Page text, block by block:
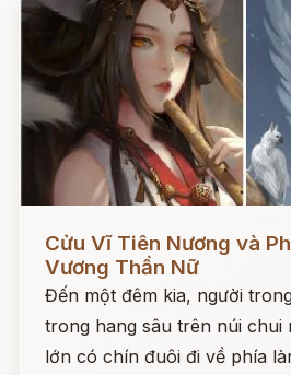
Cửu Vĩ Tiên Nương và
Vương Thần Nữ
Đến một đêm kia, người
trong hang sâu trên núi chui
lớn có chín đuôi đi về phía